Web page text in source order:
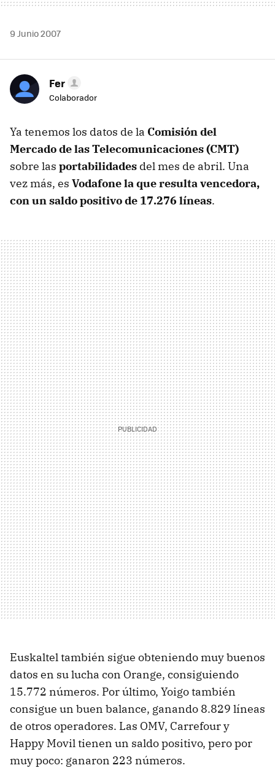
9 Junio 2007
Fer
Colaborador
Ya tenemos los datos de la Comisión del
Mercado de las Telecomunicaciones (CMT)
sobre las portabilidades del mes de abril. Una
vez más, es Vodafone la que resulta vencedora,
con un saldo positivo de 17.276 líneas.
Euskaltel también sigue obteniendo muy buenos
datos en su lucha con Orange, consiguiendo
15.772 números. Por último, Yoigo también
consigue un buen balance, ganando 8.829 líneas
de otros operadores. Las OMV, Carrefour y
Happy Movil tienen un saldo positivo, pero por
muy poco: ganaron 223 números.